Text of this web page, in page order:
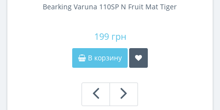
Bearking Varuna 110SP N Fruit Mat Tiger
199 грн
В корзину